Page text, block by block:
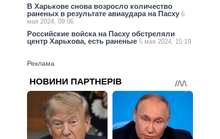
В Харькове снова возросло количество
раненых в результате авиаудара на Пасху 6
мая 2024, 09:06
Российские войска на Пасху обстреляли
центр Харькова, есть раненые 5 мая 2024, 15:19